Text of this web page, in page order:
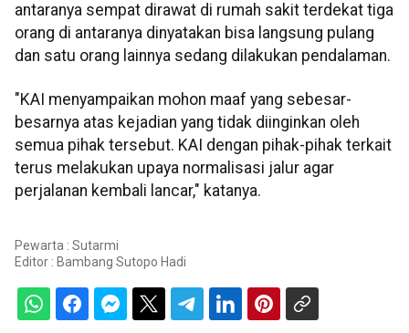
antaranya sempat dirawat di rumah sakit terdekat tiga
orang di antaranya dinyatakan bisa langsung pulang
dan satu orang lainnya sedang dilakukan pendalaman.
"KAI menyampaikan mohon maaf yang sebesar-
besarnya atas kejadian yang tidak diinginkan oleh
semua pihak tersebut. KAI dengan pihak-pihak terkait
terus melakukan upaya normalisasi jalur agar
perjalanan kembali lancar," katanya.
Pewarta : Sutarmi
Editor : Bambang Sutopo Hadi